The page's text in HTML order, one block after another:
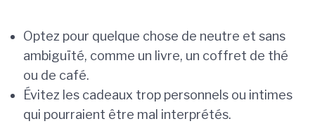
Optez pour quelque chose de neutre et sans
ambiguïté, comme un livre, un coffret de thé
ou de café.
Évitez les cadeaux trop personnels ou intimes
qui pourraient être mal interprétés.